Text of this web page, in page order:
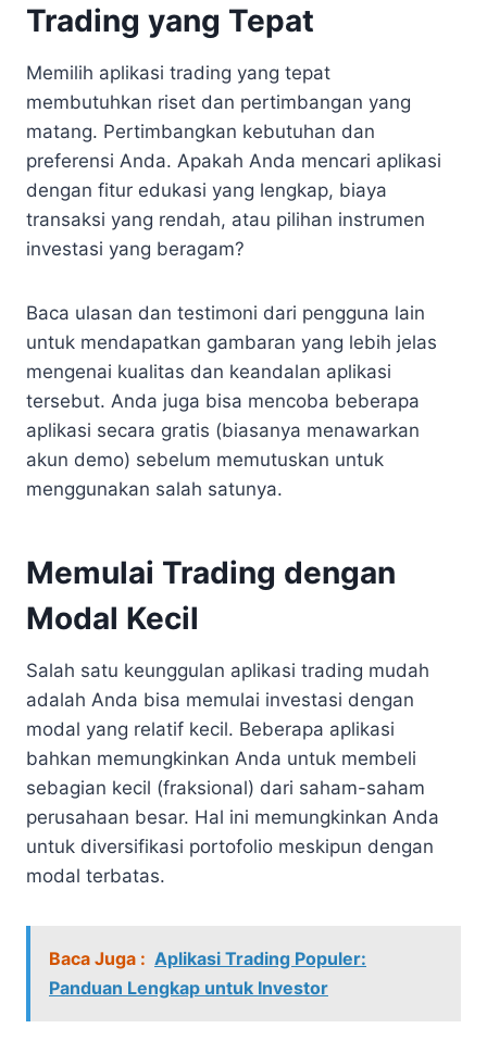
Trading yang Tepat
Memilih aplikasi trading yang tepat
membutuhkan riset dan pertimbangan yang
matang. Pertimbangkan kebutuhan dan
preferensi Anda. Apakah Anda mencari aplikasi
dengan fitur edukasi yang lengkap, biaya
transaksi yang rendah, atau pilihan instrumen
investasi yang beragam?
Baca ulasan dan testimoni dari pengguna lain
untuk mendapatkan gambaran yang lebih jelas
mengenai kualitas dan keandalan aplikasi
tersebut. Anda juga bisa mencoba beberapa
aplikasi secara gratis (biasanya menawarkan
akun demo) sebelum memutuskan untuk
menggunakan salah satunya.
Memulai Trading dengan
Modal Kecil
Salah satu keunggulan aplikasi trading mudah
adalah Anda bisa memulai investasi dengan
modal yang relatif kecil. Beberapa aplikasi
bahkan memungkinkan Anda untuk membeli
sebagian kecil (fraksional) dari saham-saham
perusahaan besar. Hal ini memungkinkan Anda
untuk diversifikasi portofolio meskipun dengan
modal terbatas.
Baca Juga : Aplikasi Trading Populer:
Panduan Lengkap untuk Investor